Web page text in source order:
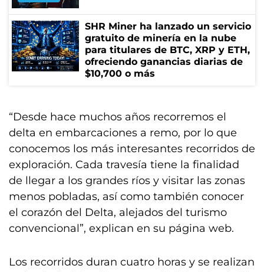
SHR Miner ha lanzado un servicio
gratuito de minería en la nube
para titulares de BTC, XRP y ETH,
ofreciendo ganancias diarias de
$10,700 o más
“Desde hace muchos años recorremos el
delta en embarcaciones a remo, por lo que
conocemos los más interesantes recorridos de
exploración. Cada travesía tiene la finalidad
de llegar a los grandes ríos y visitar las zonas
menos pobladas, así como también conocer
el corazón del Delta, alejados del turismo
convencional”, explican en su página web.
Los recorridos duran cuatro horas y se realizan